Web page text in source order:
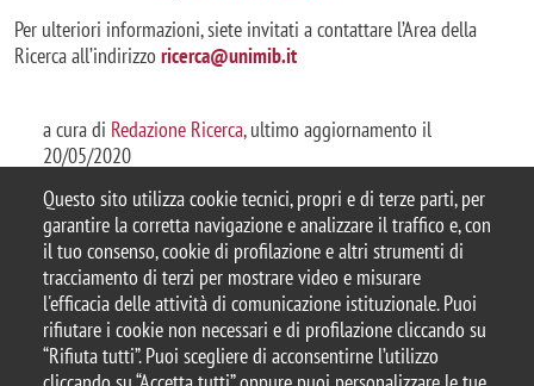
Questo sito utilizza cookie tecnici, propri e di terze parti, per
garantire la corretta navigazione e analizzare il traffico e, con
il tuo consenso, cookie di profilazione e altri strumenti di
tracciamento di terzi per mostrare video e misurare
l'efficacia delle attività di comunicazione istituzionale. Puoi
rifiutare i cookie non necessari e di profilazione cliccando su
“Rifiuta tutti”. Puoi scegliere di acconsentirne l’utilizzo
Per ulteriori informazioni, siete invitati a contattare l’Area della
Ricerca all’indirizzo ricerca@unimib.it
a cura di Redazione Ricerca, ultimo aggiornamento il
20/05/2020
© 2025 Università degli Studi di Milano-Bicocca
Piazza dell'Ateneo Nuovo, 1 - 20126, Milano
Casella PEC:ateneo.bicocca@pec.unimib.it
P.I. 12621570154 |Contattaci